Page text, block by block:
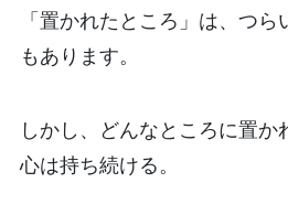
「置かれたところ」は、つ
もあります。
しかし、どんなところに置か
心は持ち続ける。